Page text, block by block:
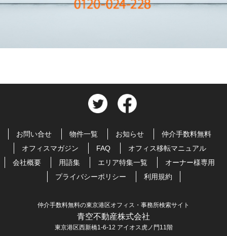
お問い合せ 物件一覧 お知らせ
仲介手数料無料
オフィスマガジン
FAQ
オフィス移転マニュアル
会社概要
用語集 エリア特集一覧
オーナー様専用
プライバシーポリシー
利用規約
仲介手数料無料の東京港区オフィス・事務所検索サイト
青空不動産株式会社
東京港区西新橋1-6-12 アイオス虎ノ門11階